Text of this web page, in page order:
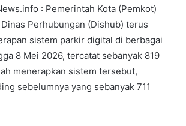
: Pemerintah Kota (Pemkot)
Perhubungan (Dishub) terus
sistem parkir digital di berbagai
8 Mei 2026, tercatat sebanyak 819
menerapkan sistem tersebut,
sebelumnya yang sebanyak 711